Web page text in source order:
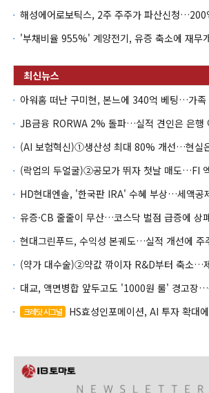
크레딧 시그널 HS효성인포메이션, AI 투자 확대에 실적 체력 강화